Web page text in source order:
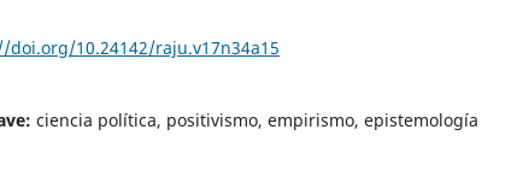
doi.org/10.24142/raju.v17n34a15
ciencia política, positivismo, empirismo, epistemología